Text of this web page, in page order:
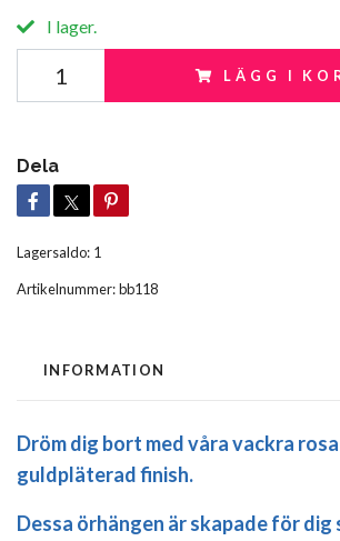
I lager.
LÄGG I
Dela
Lagersaldo: 1
Artikelnummer:bb118
INFORMATION
Dröm dig bort med våra vackra
guldpläterad finish.
Dessa örhängen är skapade för dig